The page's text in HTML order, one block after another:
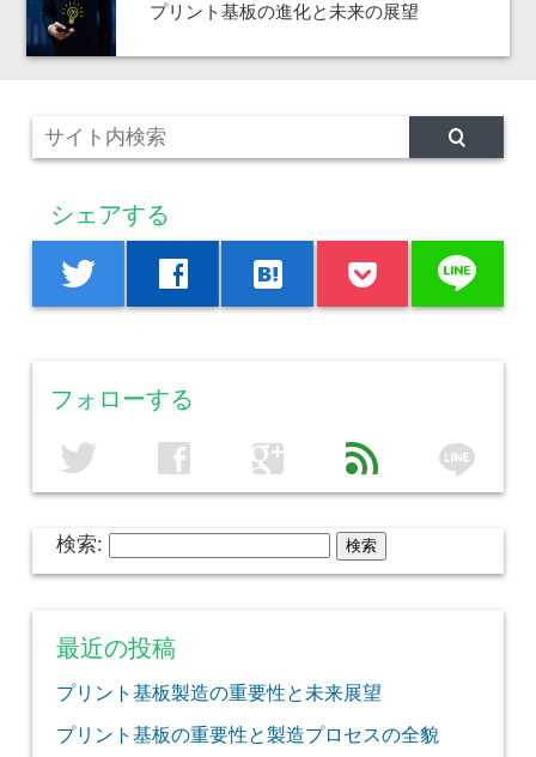
プリント基板の進化と未来の展望
シェアする
twitter facebook hatenabookmark line
フォローする
twitter facebook google feed line
検索:
最近の投稿
プリント基板製造の重要性と未来展望
プリント基板の重要性と製造プロセスの全貌